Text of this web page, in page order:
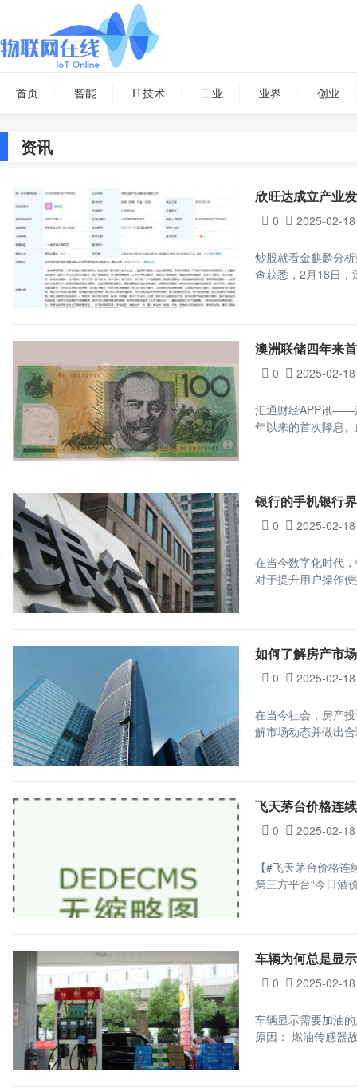
首页 智能 IT技术 工业 业界 创业
资讯
欣旺达成立产业
0 2025-02-
炒股就看金麒麟分
查获悉，2月18日
澳洲联储四年来
0 2025-02-
汇通财经APP讯——
年以来的首次降息
银行的手机银行
0 2025-02-
在当今数字化时代
对于提升用户操作
如何了解房产市
0 2025-02-
在当今社会，房产
解市场动态并做出
飞天茅台价格连
0 2025-02-
【#飞天茅台价格
第三方平台“今日酒
车辆为何总是显
0 2025-02-
车辆显示需要加油
原因： 燃油传感器